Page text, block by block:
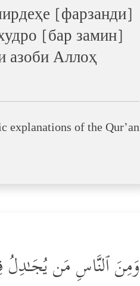
[фарзанди]
[бар замин]
азоби Аллоҳ
explanations of the Qur’an:
وَمِنَ ٱلنَّاسِ مَن یُجَـٰدِلُ